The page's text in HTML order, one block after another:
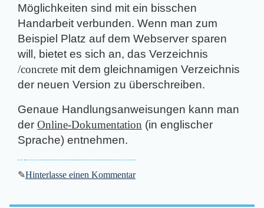
Möglichkeiten sind mit ein bisschen
Handarbeit verbunden. Wenn man zum
Beispiel Platz auf dem Webserver sparen
will, bietet es sich an, das Verzeichnis
/concrete mit dem gleichnamigen Verzeichnis
der neuen Version zu überschreiben.
Genaue Handlungsanweisungen kann man
der Online-Dokumentation (in englischer
Sprache) entnehmen.
✎Hinterlasse einen Kommentar